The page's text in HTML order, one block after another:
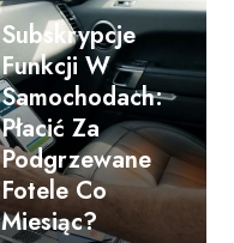
Subskrypcje
Funkcji W
Samochodach:
Płacić Za
Podgrzewane
Fotele Co
Miesiąc?